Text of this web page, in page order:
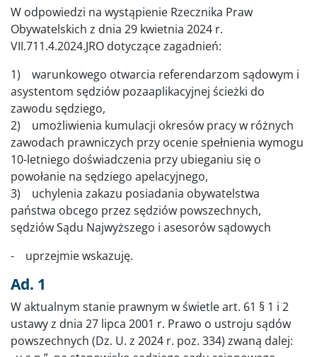
W odpowiedzi na wystąpienie Rzecznika Praw
Obywatelskich z dnia 29 kwietnia 2024 r.
VII.711.4.2024.JRO dotyczące zagadnień:
1) warunkowego otwarcia referendarzom sądowym i
asystentom sędziów pozaaplikacyjnej ścieżki do
zawodu sędziego,
2) umożliwienia kumulacji okresów pracy w różnych
zawodach prawniczych przy ocenie spełnienia wymogu
10-letniego doświadczenia przy ubieganiu się o
powołanie na sędziego apelacyjnego,
3) uchylenia zakazu posiadania obywatelstwa
państwa obcego przez sędziów powszechnych,
sędziów Sądu Najwyższego i asesorów sądowych
- uprzejmie wskazuję.
Ad. 1
W aktualnym stanie prawnym w świetle art. 61 § 1 i 2
ustawy z dnia 27 lipca 2001 r. Prawo o ustroju sądów
powszechnych (Dz. U. z 2024 r. poz. 334) zwaną dalej: